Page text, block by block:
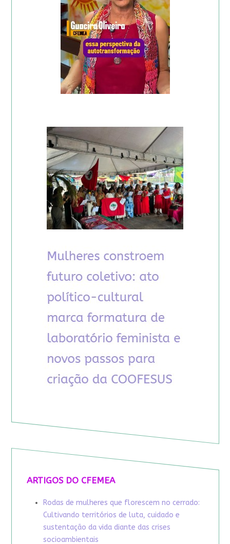
ARTIGOS DO CFEMEA
Rodas de mulheres que florescem no cerrado:
Cultivando territórios de luta, cuidado e
sustentação da vida diante das crises
socioambientais